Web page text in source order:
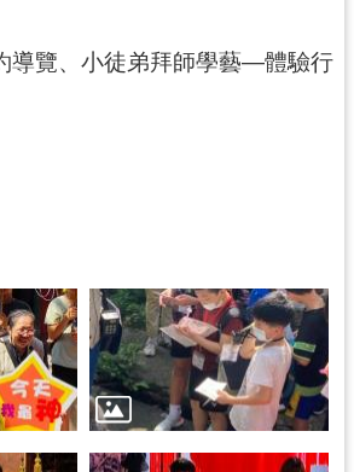
導覽、小徒弟拜師學藝—體驗行